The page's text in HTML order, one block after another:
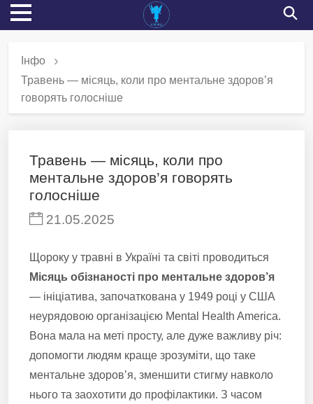
Інфо
Травень — місяць, коли про ментальне здоров’я
говорять голосніше
Травень — місяць, коли про
ментальне здоров’я говорять
голосніше
21.05.2025
Щороку у травні в Україні та світі проводиться
Місяць обізнаності про ментальне здоров’я
— ініціатива, започаткована у 1949 році у США
неурядовою організацією Mental Health America.
Вона мала на меті просту, але дуже важливу річ:
допомогти людям краще зрозуміти, що таке
ментальне здоров’я, зменшити стигму навколо
нього та заохотити до профілактики. З часом